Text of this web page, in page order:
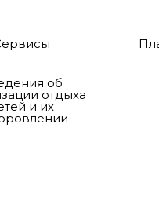
об
отдыха
и их